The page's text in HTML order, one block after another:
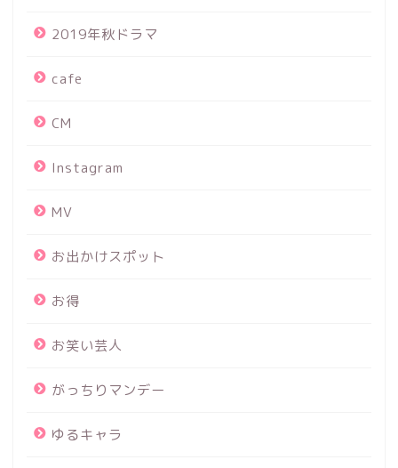
2019年秋ドラマ
cafe
CM
Instagram
MV
お出かけスポット
お得
お笑い芸人
がっちりマンデー
ゆるキャラ